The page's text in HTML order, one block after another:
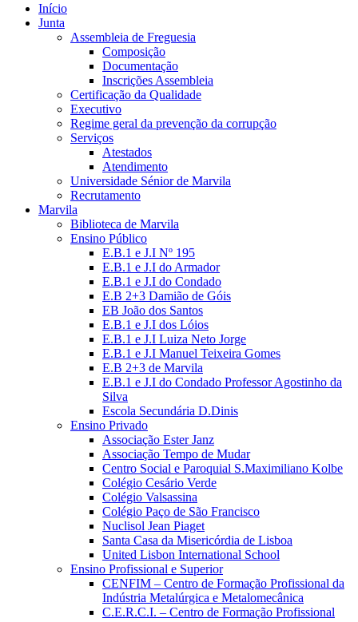
Início
Junta
Assembleia de Freguesia
Composição
Documentação
Inscrições Assembleia
Certificação da Qualidade
Executivo
Regime geral da prevenção da corrupção
Serviços
Atestados
Atendimento
Universidade Sénior de Marvila
Recrutamento
Marvila
Biblioteca de Marvila
Ensino Público
E.B.1 e J.I Nº 195
E.B.1 e J.I do Armador
E.B.1 e J.I do Condado
E.B 2+3 Damião de Góis
EB João dos Santos
E.B.1 e J.I dos Lóios
E.B.1 e J.I Luiza Neto Jorge
E.B.1 e J.I Manuel Teixeira Gomes
E.B 2+3 de Marvila
E.B.1 e J.I do Condado Professor Agostinho da
Silva
Escola Secundária D.Dinis
Ensino Privado
Associação Ester Janz
Associação Tempo de Mudar
Centro Social e Paroquial S.Maximiliano Kolbe
Colégio Cesário Verde
Colégio Valsassina
Colégio Paço de São Francisco
Nuclisol Jean Piaget
Santa Casa da Misericórdia de Lisboa
United Lisbon International School
Ensino Profissional e Superior
CENFIM – Centro de Formação Profissional da
Indústria Metalúrgica e Metalomecânica
C.E.R.C.I. – Centro de Formação Profissional